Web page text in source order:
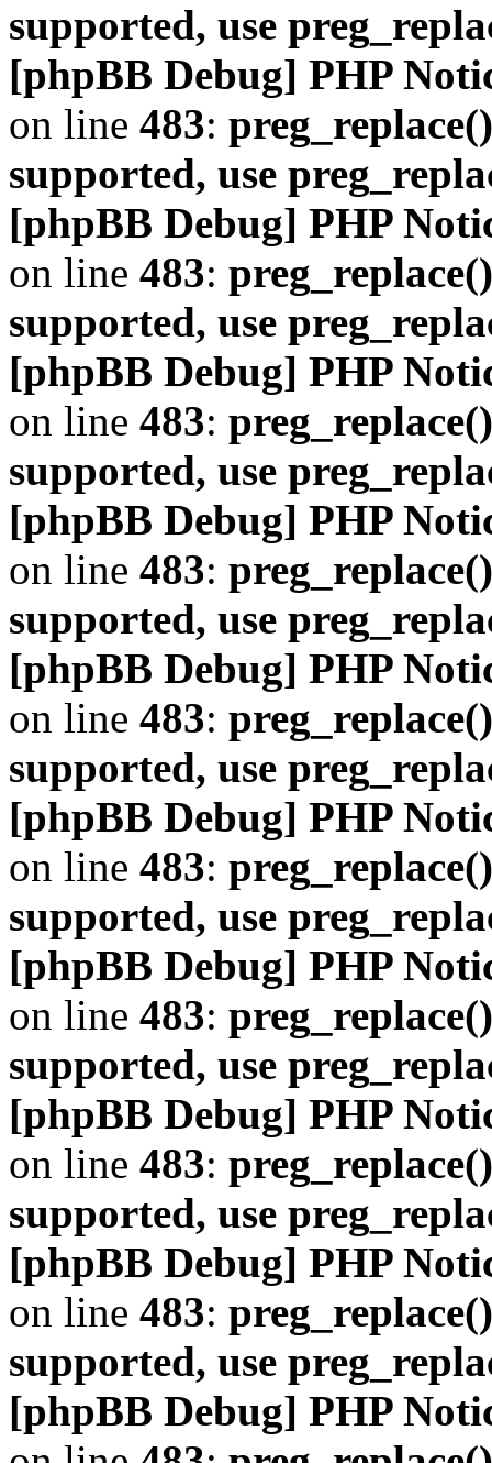
supported, use
[phpBB Debug] PHP
on line 483:
supported, use
[phpBB Debug] PHP
on line 483:
supported, use
[phpBB Debug] PHP
on line 483:
supported, use
[phpBB Debug] PHP
on line 483:
supported, use
[phpBB Debug] PHP
on line 483:
supported, use
[phpBB Debug] PHP
on line 483:
supported, use
[phpBB Debug] PHP
on line 483:
supported, use
[phpBB Debug] PHP
on line 483:
supported, use
[phpBB Debug] PHP
on line 483:
supported, use
[phpBB Debug] PHP